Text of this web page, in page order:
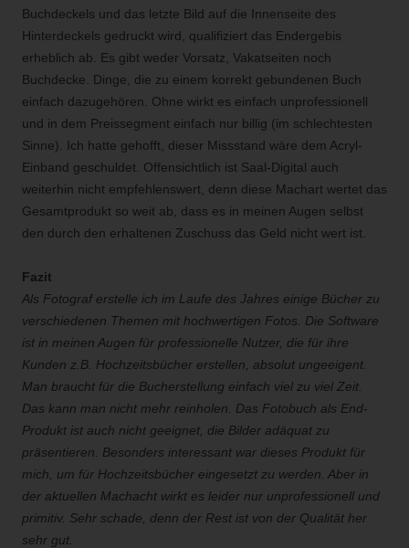
Buchdeckels und das letzte Bild auf die Innenseite des
Hinterdeckels gedruckt wird, qualifiziert das Endergebis
erheblich ab. Es gibt weder Vorsatz, Vakatseiten noch
Buchdecke. Dinge, die zu einem korrekt gebundenen Buch
einfach dazugehören. Ohne wirkt es einfach unprofessionell
und in dem Preissegment einfach nur billig (im schlechtesten
Sinne). Ich hatte gehofft, dieser Missstand wäre dem Acryl-
Einband geschuldet. Offensichtlich ist Saal-Digital auch
weiterhin nicht empfehlenswert, denn diese Machart wertet das
Gesamtprodukt so weit ab, dass es in meinen Augen selbst
den durch den erhaltenen Zuschuss das Geld nicht wert ist.
Fazit
Als Fotograf erstelle ich im Laufe des Jahres einige Bücher zu
verschiedenen Themen mit hochwertigen Fotos. Die Software
ist in meinen Augen für professionelle Nutzer, die für ihre
Kunden z.B. Hochzeitsbücher erstellen, absolut ungeeigent.
Man braucht für die Bucherstellung einfach viel zu viel Zeit.
Das kann man nicht mehr reinholen. Das Fotobuch als End-
Produkt ist auch nicht geeignet, die Bilder adäquat zu
präsentieren. Besonders interessant war dieses Produkt für
mich, um für Hochzeitsbücher eingesetzt zu werden. Aber in
der aktuellen Machacht wirkt es leider nur unprofessionell und
primitiv. Sehr schade, denn der Rest ist von der Qualität her
sehr gut.